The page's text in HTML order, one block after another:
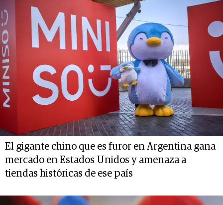
El gigante chino que es furor en Argentina gana
mercado en Estados Unidos y amenaza a
tiendas históricas de ese país